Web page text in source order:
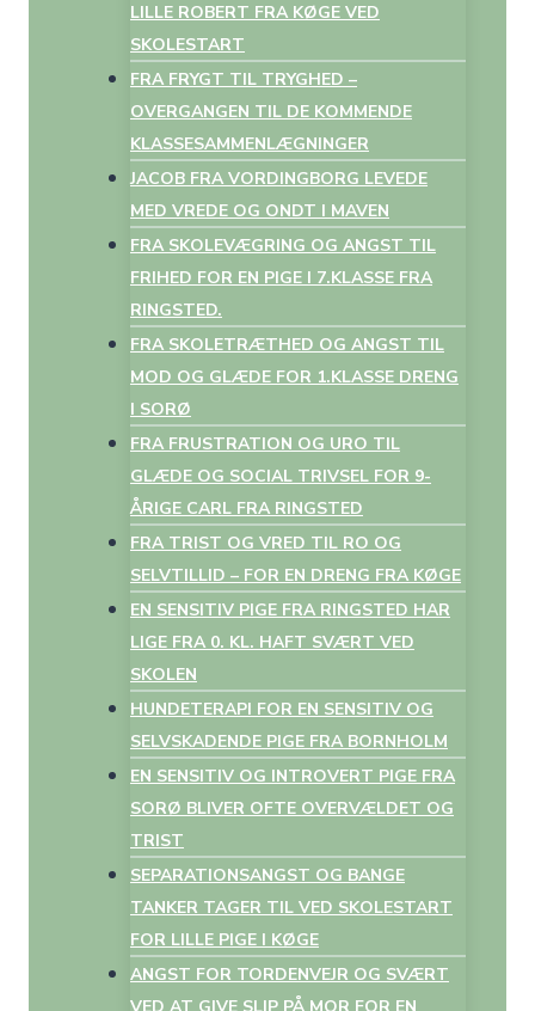
LILLE ROBERT FRA KØGE VED
SKOLESTART
FRA FRYGT TIL TRYGHED –
OVERGANGEN TIL DE KOMMENDE
KLASSESAMMENLÆGNINGER
JACOB FRA VORDINGBORG LEVEDE
MED VREDE OG ONDT I MAVEN
FRA SKOLEVÆGRING OG ANGST TIL
FRIHED FOR EN PIGE I 7.KLASSE FRA
RINGSTED.
FRA SKOLETRÆTHED OG ANGST TIL
MOD OG GLÆDE FOR 1.KLASSE DRENG
I SORØ
FRA FRUSTRATION OG URO TIL
GLÆDE OG SOCIAL TRIVSEL FOR 9-
ÅRIGE CARL FRA RINGSTED
FRA TRIST OG VRED TIL RO OG
SELVTILLID – FOR EN DRENG FRA KØGE
EN SENSITIV PIGE FRA RINGSTED HAR
LIGE FRA 0. KL. HAFT SVÆRT VED
SKOLEN
HUNDETERAPI FOR EN SENSITIV OG
SELVSKADENDE PIGE FRA BORNHOLM
EN SENSITIV OG INTROVERT PIGE FRA
SORØ BLIVER OFTE OVERVÆLDET OG
TRIST
SEPARATIONSANGST OG BANGE
TANKER TAGER TIL VED SKOLESTART
FOR LILLE PIGE I KØGE
ANGST FOR TORDENVEJR OG SVÆRT